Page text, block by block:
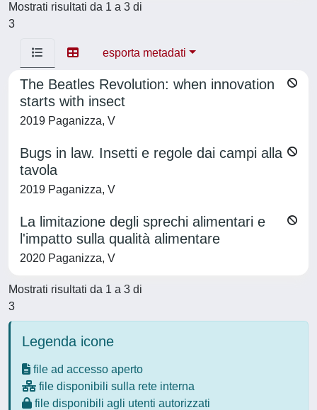
Mostrati risultati da 1 a 3 di
3
esporta metadati
The Beatles Revolution: when innovation
starts with insect
2019 Paganizza, V
Bugs in law. Insetti e regole dai campi alla
tavola
2019 Paganizza, V
La limitazione degli sprechi alimentari e
l'impatto sulla qualità alimentare
2020 Paganizza, V
Mostrati risultati da 1 a 3 di
3
Legenda icone
file ad accesso aperto
file disponibili sulla rete interna
file disponibili agli utenti autorizzati